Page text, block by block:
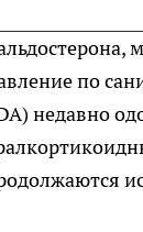
по
недавно